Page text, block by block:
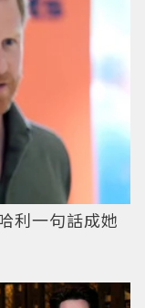
利一句話成她